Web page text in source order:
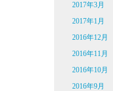
2017年3月
2017年1月
2016年12月
2016年11月
2016年10月
2016年9月